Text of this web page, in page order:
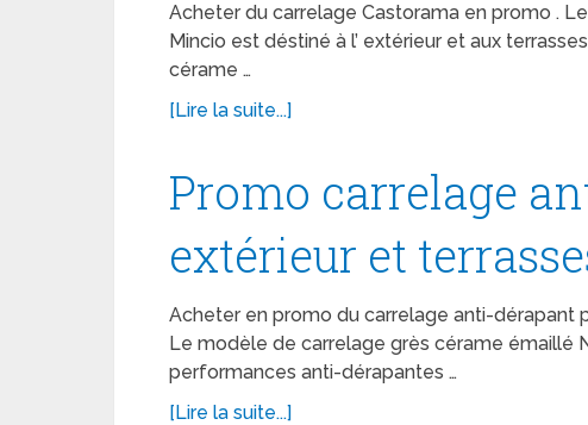
Acheter du carrelage Castorama en promo .
Mincio est déstiné à l’ extérieur et aux
cérame …
[Lire la suite...]
Promo carrelage
extérieur et
Acheter en promo du carrelage anti-dérapant
Le modèle de carrelage grès cérame émaillé
performances anti-dérapantes …
[Lire la suite...]